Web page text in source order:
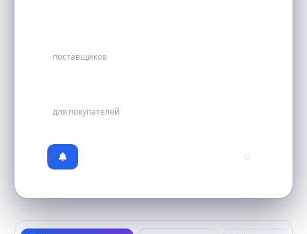
поставщиков
для покупателей
0